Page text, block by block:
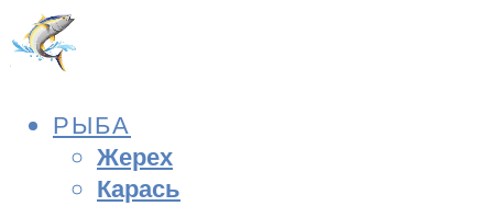
РЫБА
Жерех
Карась